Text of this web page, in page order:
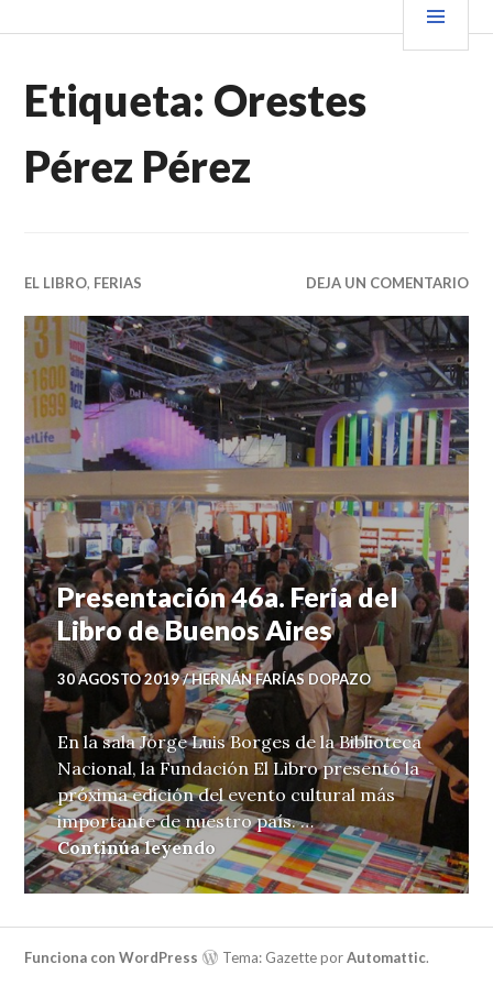
al VENDER+LIBROS NOTICIAS
Etiqueta: Orestes
Pérez Pérez
EL LIBRO, FERIAS DEJA UN COMENTARIO
Presentación 46a. Feria del
Libro de Buenos Aires
30 AGOSTO 2019 HERNÁN FARÍAS DOPAZO
En la sala Jorge Luis Borges de la Biblioteca
Nacional, la Fundación El Libro presentó la
próxima edición del evento cultural más
importante de nuestro país. …
Continúa leyendoPresentación 46a. Feria del
Funciona con WordPress Tema: Gazette porAutomattic.